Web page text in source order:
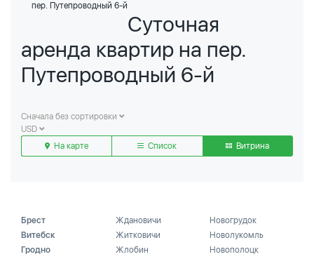
пер. Путепроводный 6-й
Суточная
аренда квартир на пер.
Путепроводный 6-й
Сначала без сортировки
USD
На карте
Список Витрина
Брест
Витебск
Гродно
Ждановичи
Житковичи
Жлобин
Новогрудок
Новолукомль
Новополоцк